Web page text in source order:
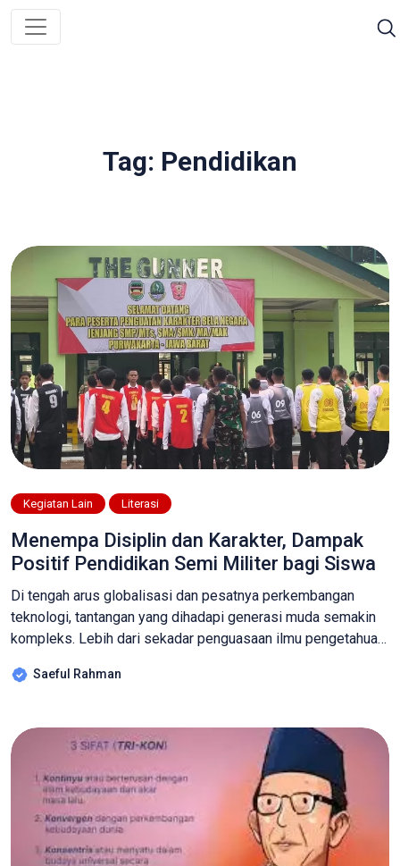
Tag: Pendidikan
Kegiatan Lain Literasi
Menempa Disiplin dan Karakter, Dampak
Positif Pendidikan Semi Militer bagi Siswa
Di tengah arus globalisasi dan pesatnya perkembangan
teknologi, tantangan yang dihadapi generasi muda semakin
kompleks. Lebih dari sekadar penguasaan ilmu pengetahuan,
yang tangguh untuk dapat bersaing dan berkontribusi secara
pendidikan semi militer hadir sebagai sebuah pendekatan
yang unik dan […]
Saeful Rahman